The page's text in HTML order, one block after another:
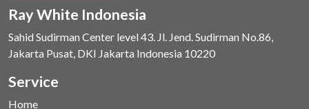
Ray White Indonesia
Sahid Sudirman Center level 43. Jl. Jend. Sudirman No.86,
Jakarta Pusat, DKI Jakarta Indonesia 10220
Service
Home